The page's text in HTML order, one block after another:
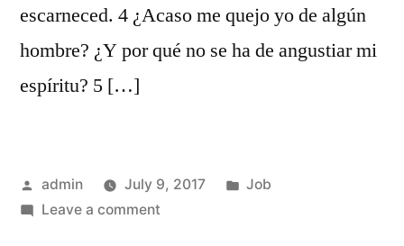
escarneced. 4 ¿Acaso me quejo yo de algún
hombre? ¿Y por qué no se ha de angustiar mi
espíritu? 5 […]
Posted
by
admin July 9, 2017
Posted
Job
Leave a commenton